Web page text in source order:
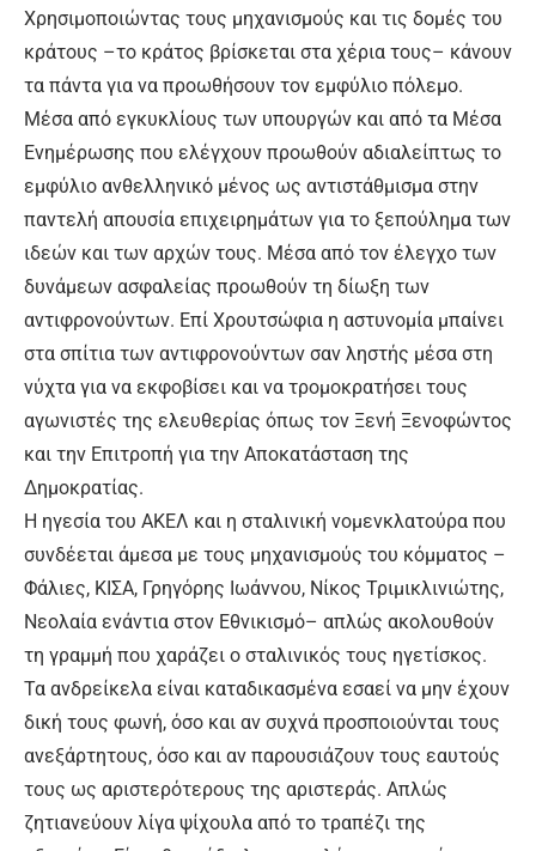
Χρησιμοποιώντας τους μηχανισμούς και τις δομές του
κράτους –το κράτος βρίσκεται στα χέρια τους– κάνουν
τα πάντα για να προωθήσουν τον εμφύλιο πόλεμο.
Μέσα από εγκυκλίους των υπουργών και από τα Μέσα
Ενημέρωσης που ελέγχουν προωθούν αδιαλείπτως το
εμφύλιο ανθελληνικό μένος ως αντιστάθμισμα στην
παντελή απουσία επιχειρημάτων για το ξεπούλημα των
ιδεών και των αρχών τους. Μέσα από τον έλεγχο των
δυνάμεων ασφαλείας προωθούν τη δίωξη των
αντιφρονούντων. Επί Χρουτσώφια η αστυνομία μπαίνει
στα σπίτια των αντιφρονούντων σαν ληστής μέσα στη
νύχτα για να εκφοβίσει και να τρομοκρατήσει τους
αγωνιστές της ελευθερίας όπως τον Ξενή Ξενοφώντος
και την Επιτροπή για την Αποκατάσταση της
Δημοκρατίας.
Η ηγεσία του ΑΚΕΛ και η σταλινική νομενκλατούρα που
συνδέεται άμεσα με τους μηχανισμούς του κόμματος –
Φάλιες, ΚΙΣΑ, Γρηγόρης Ιωάννου, Νίκος Τριμικλινιώτης,
Νεολαία ενάντια στον Εθνικισμό– απλώς ακολουθούν
τη γραμμή που χαράζει ο σταλινικός τους ηγετίσκος.
Τα ανδρείκελα είναι καταδικασμένα εσαεί να μην έχουν
δική τους φωνή, όσο και αν συχνά προσποιούνται τους
ανεξάρτητους, όσο και αν παρουσιάζουν τους εαυτούς
τους ως αριστερότερους της αριστεράς. Απλώς
ζητιανεύουν λίγα ψίχουλα από το τραπέζι της